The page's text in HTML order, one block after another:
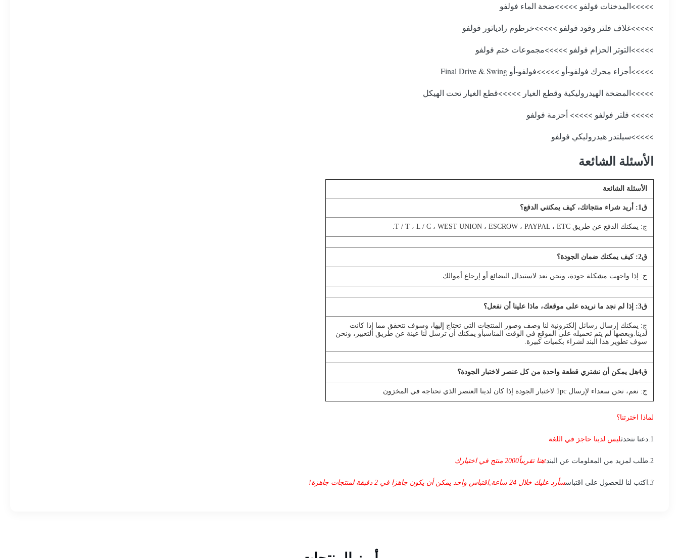
>>>>>المدخنات فولفو >>>>>ضخة الماء فولفو
>>>>>غلاف فلتر وقود فولفو >>>>>خرطوم رادياتور فولفو
>>>>>التوتر الحزام فولفو >>>>>مجموعات ختم فولفو
>>>>>أجزاء محرك فولفو-أو >>>>>فولفو-أو Final Drive & Swing
>>>>>المضخة الهيدروليكية وقطع الغيار >>>>>قطع الغيار تحت الهيكل
>>>>> فلتر فولفو >>>>> أحزمة فولفو
>>>>>سيلندر هيدروليكي فولفو
الأسئلة الشائعة
الأسئلة الشائعة
ق1: أريد شراء منتجاتك، كيف يمكنني الدفع؟
ج: يمكنك الدفع عن طريق T / T ، L / C ، WEST UNION ، ESCROW ، PAYPAL ، ETC.
ق2: كيف يمكنك ضمان الجودة؟
ج: إذا واجهت مشكلة جودة، ونحن نعد لاستبدال البضائع أو إرجاع أموالك.
ق3: إذا لم نجد ما نريده على موقعك، ماذا علينا أن نفعل؟
ج: يمكنك إرسال رسائل إلكترونية لنا وصف وصور المنتجات التي تحتاج إليها، وسوف نتحقق مما إذا كانت
لدينا.وبعضها لم يتم تحميله على الموقع في الوقت المناسبأو يمكنك أن ترسل لنا عينة عن طريق التعبير، ونحن
سوف تطوير هذا البند لشراء بكميات كبيرة.
ق4هل يمكن أن نشتري قطعة واحدة من كل عنصر لاختبار الجودة؟
ج: نعم، نحن سعداء لإرسال 1pc لاختبار الجودة إذا كان لدينا العنصر الذي تحتاجه في المخزون
لماذا اخترتنا؟
1
.دعنا نتحدثليس لدينا حاجز في اللغة
2. طلب لمزيد من المعلومات عن البندtهنا تقريباً 2000 منتج في اختيارك
3. اكتب لنا للحصول على اقتباسسأرد عليك خلال 24 ساعة ,اقتباس واحد يمكن أن يكون جاهزا في 2 دقيقة لمنتجات جاهزة!